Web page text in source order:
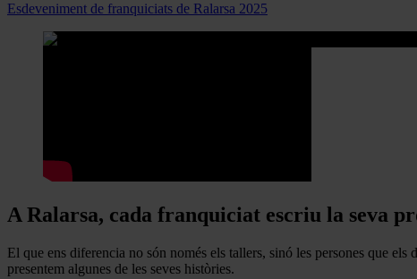
Esdeveniment de franquiciats de Ralarsa 2025
A Ralarsa, cada franquiciat escriu la seva
El que ens diferencia no són només els tallers, sinó les persones que
presentem algunes de les seves històries.